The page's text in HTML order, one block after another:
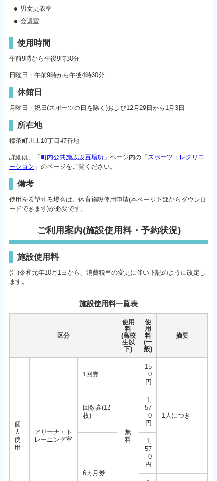
男女更衣室
会議室
使用時間
午前9時から午後9時30分
日曜日：午前9時から午後4時30分
休館日
月曜日・祝日(スポーツの日を除く)および12月29日から1月3日
所在地
標茶町川上10丁目47番地
詳細は、「 町内公共施設設置場所 」ページ内の「 スポーツ・レクリエ
ーション 」のページをご覧ください。
備考
使用を希望する場合は、体育施設使用申請(本ページ下部からダウンロ
ードできます)が必要です。
ご利用案内(施設使用料・予約状況)
施設使用料
(注)令和元年10月1日から、消費税率の変更に伴い下記のように改定し
ます。
施設使用料一覧表
区分
使用
料
(高校
生以
下)
使
用
料
(一
般)
摘要
個
人
使
用
アリーナ・ト
レーニング室
1回券
無
料
15
0
円
1人につき
回数券(12
枚)
1,
57
0
円
6ヵ月券
1,
57
0
円